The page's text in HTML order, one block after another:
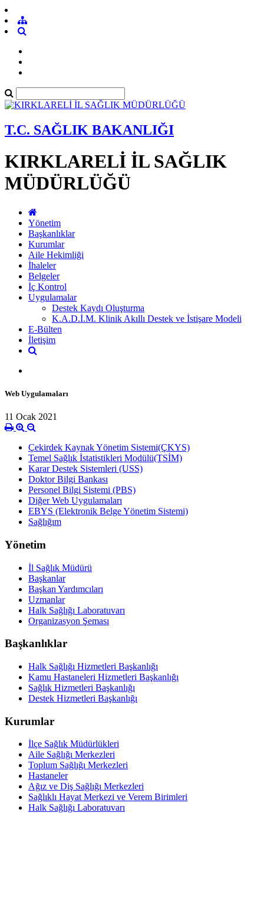
T.C. SAĞLIK BAKANLIĞI
KIRKLARELİ İL SAĞLIK
MÜDÜRLÜĞÜ
Yönetim
Başkanlıklar
Kurumlar
Aile Hekimliği
İhaleler
Belgeler
İç Kontrol
Uygulamalar
Destek Kaydı Oluşturma
K.A.D.İ.M. Klinik Akıllı Destek ve İstişare Modeli
E-Bülten
İletişim
Web Uygulamaları
11 Ocak 2021
Çekirdek Kaynak Yönetim Sistemi(ÇKYS)
Temel Sağlık İstatistikleri Modülü(TSİM)
Karar Destek Sistemleri (USS)
Doktor Bilgi Bankası
Personel Bilgi Sistemi (PBS)
Diğer Web Uygulamaları
EBYS (Elektronik Belge Yönetim Sistemi)
Sağlığım
Yönetim
İl Sağlık Müdürü
Başkanlar
Başkan Yardımcıları
Uzmanlar
Halk Sağlığı Laboratuvarı
Organizasyon Şeması
Başkanlıklar
Halk Sağlığı Hizmetleri Başkanlığı
Kamu Hastaneleri Hizmetleri Başkanlığı
Sağlık Hizmetleri Başkanlığı
Destek Hizmetleri Başkanlığı
Kurumlar
İlçe Sağlık Müdürlükleri
Aile Sağlığı Merkezleri
Toplum Sağlığı Merkezleri
Hastaneler
Ağız ve Diş Sağlığı Merkezleri
Sağlıklı Hayat Merkezi ve Verem Birimleri
Halk Sağlığı Laboratuvarı